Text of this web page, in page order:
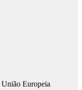
Europeia